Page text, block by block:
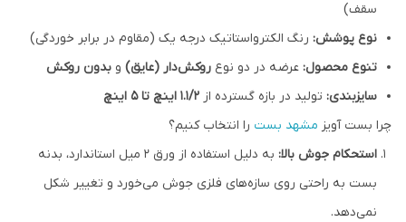
سقف)
نوع پوشش: رنگ الکترواستاتیک درجه یک (مقاوم در برابر خوردگی)
تنوع محصول: عرضه در دو نوع روکش‌دار (عایق) و بدون روکش
سایزبندی: تولید در بازه گسترده از ۱.۱/۲ اینچ تا ۵ اینچ
چرا بست آویز مشهد بست را انتخاب کنیم؟
استحکام جوش بالا:
به دلیل استفاده از ورق ۲ میل استاندارد، بدنه
بست به راحتی روی سازه‌های فلزی جوش می‌خورد و تغییر شکل
نمی‌دهد.